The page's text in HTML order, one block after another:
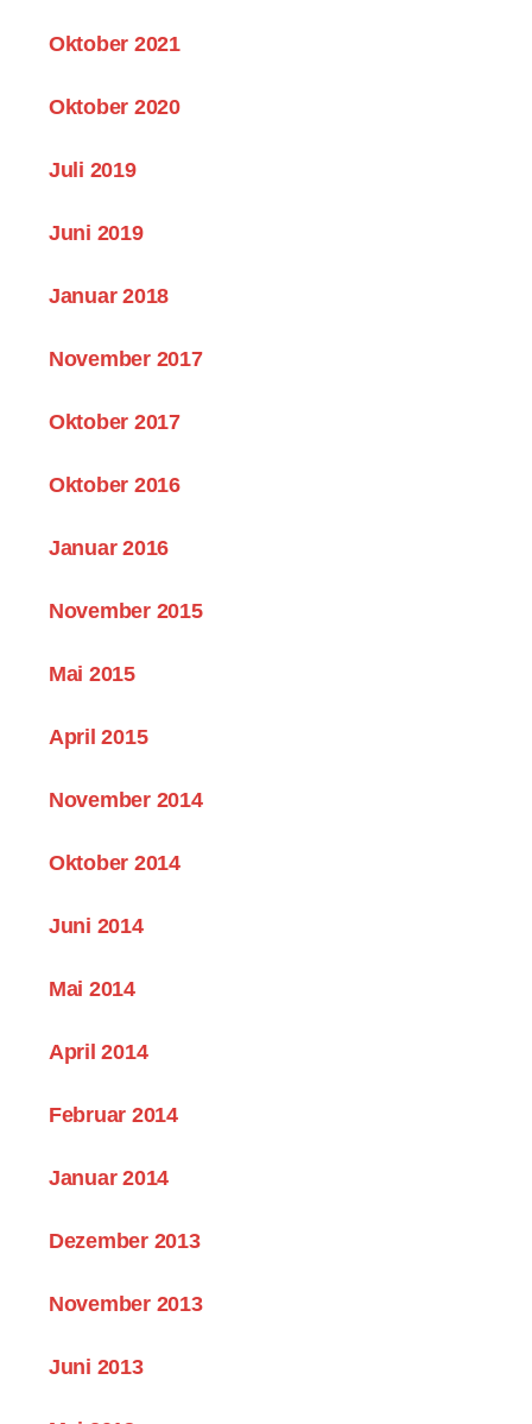
Oktober 2021
Oktober 2020
Juli 2019
Juni 2019
Januar 2018
November 2017
Oktober 2017
Oktober 2016
Januar 2016
November 2015
Mai 2015
April 2015
November 2014
Oktober 2014
Juni 2014
Mai 2014
April 2014
Februar 2014
Januar 2014
Dezember 2013
November 2013
Juni 2013